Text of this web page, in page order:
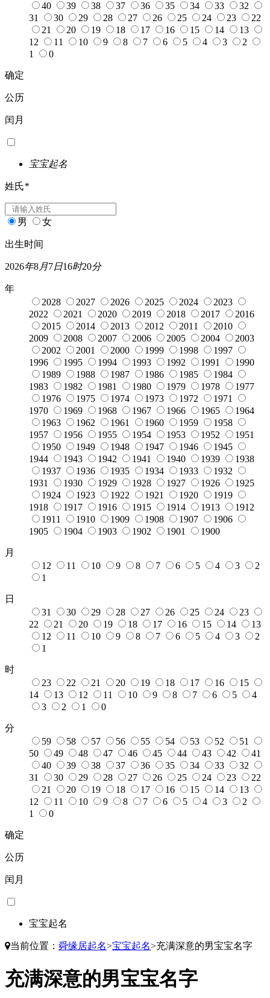
40
39 38 37 36 35 34 33
32
31
30 29 28 27 26 25 24 23
22
21
20 19 18 17 16 15 14
13
12
11 10 9 8 7 6 5 4 3
2
1
0
确定
公历
闰月
宝宝起名
姓氏*
男 女
出生时间
2026年8月7日16时20分
年
2028
2027 2026 2025 2024
2023
2022
2021 2020 2019 2018 2017
2016
2015
2014 2013 2012 2011
2010
2009
2008 2007 2006 2005 2004
2003
2002
2001 2000 1999 1998
1997
1996
1995 1994 1993 1992 1991
1990
1989
1988 1987 1986 1985
1984
1983
1982 1981 1980 1979 1978
1977
1976
1975 1974 1973 1972
1971
1970
1969 1968 1967 1966 1965
1964
1963
1962 1961 1960 1959
1958
1957
1956 1955 1954 1953 1952
1951
1950
1949 1948 1947 1946
1945
1944
1943 1942 1941 1940 1939
1938
1937
1936 1935 1934 1933
1932
1931
1930 1929 1928 1927 1926
1925
1924
1923 1922 1921 1920
1919
1918
1917 1916 1915 1914 1913
1912
1911
1910 1909 1908 1907
1906
1905
1904 1903 1902 1901 1900
月
12
11 10 9 8 7 6 5 4 3
2
1
日
31
30 29 28 27 26 25 24
23
22
21 20 19 18 17 16 15 14
13
12
11 10 9 8 7 6 5 4 3
2
1
时
23
22 21 20 19 18 17 16
15
14
13 12 11 10 9 8 7 6 5
4
3
2 1 0
分
59
58 57 56 55 54 53 52
51
50
49 48 47 46 45 44 43 42
41
40
39 38 37 36 35 34 33
32
31
30 29 28 27 26 25 24 23
22
21
20 19 18 17 16 15 14
13
12
11 10 9 8 7 6 5 4 3
2
1
0
确定
公历
闰月
宝宝起名
当前位置： 舜缘居起名>宝宝起名>充满深意的男宝宝名字
充满深意的男宝宝名字